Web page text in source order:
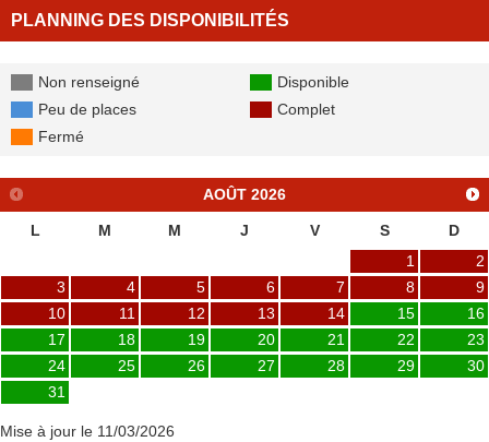
PLANNING DES DISPONIBILITÉS
Non renseigné
Disponible
Peu de places
Complet
Fermé
AOÛT 2026
L M M J V S
D
1
2
3
4 5 6 7 8
9
10
11 12 13 14 15
16
17
18 19 20 21 22
23
24
25 26 27 28 29
30
31
Mise à jour le 11/03/2026